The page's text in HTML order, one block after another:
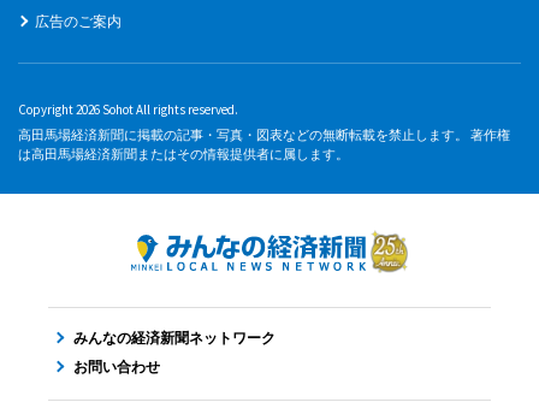
広告のご案内
Copyright 2026 Sohot All rights reserved.
高田馬場経済新聞に掲載の記事・写真・図表などの無断転載を禁止します。 著作権
は高田馬場経済新聞またはその情報提供者に属します。
みんなの経済新聞ネットワーク
お問い合わせ